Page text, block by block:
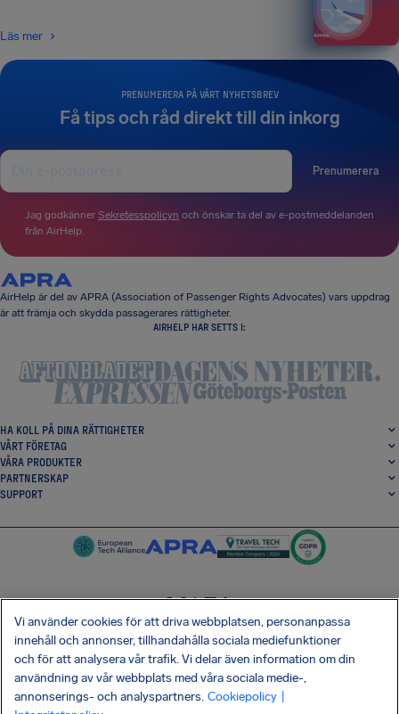
PRENUMERERA PÅ VÅRT NYHETSBREV
Få tips och råd direkt till din inkorg
Prenumerera
Jag godkänner Sekretesspolicyn och önskar ta del av e-postmeddelanden
från AirHelp.
Läs mer
AirHelp är del av APRA (Association of Passenger Rights Advocates) vars uppdrag
är att främja och skydda passagerares rättigheter.
AIRHELP HAR SETTS I:
HA KOLL PÅ DINA RÄTTIGHETER
VÅRT FÖRETAG
VÅRA PRODUKTER
PARTNERSKAP
SUPPORT
SocialFacebook
SocialTwitter
SocialInstagram
SocialLinkedin
HÄMTA VÅR GRATIS-APP
Vi använder cookies för att driva webbplatsen, personanpassa
innehåll och annonser, tillhandahålla sociala mediefunktioner
och för att analysera vår trafik. Vi delar även information om din
användning av vår webbplats med våra sociala medie-,
annonserings- och analyspartners. Cookiepolicy